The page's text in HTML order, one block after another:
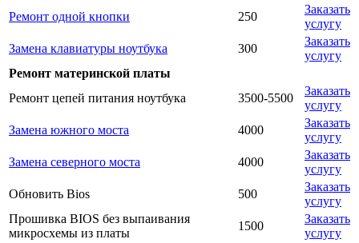
Ремонт одной кнопки
250
Заказать
услугу
Замена клавиатуры ноутбука
300
Заказать
услугу
Ремонт материнской платы
Ремонт цепей питания ноутбука
3500-5500
Заказать
услугу
Замена южного моста
4000
Заказать
услугу
Замена северного моста
4000
Заказать
услугу
Обновить Bios
500
Заказать
услугу
Прошивка BIOS без выпаивания
микросхемы из платы
1500
Заказать
услугу